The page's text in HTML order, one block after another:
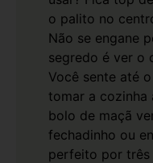
o palito no
Não se engane
segredo é ver o
Você sente até
tomar a cozinha
bolo de maçã
fechadinho ou
perfeito por três